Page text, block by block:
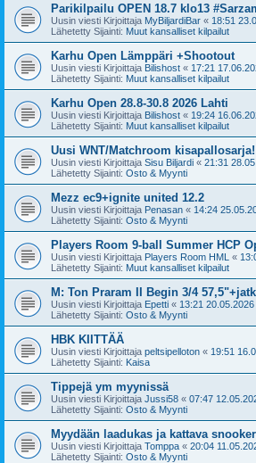
Parikilpailu OPEN 18.7 klo13
Uusin viesti Kirjoittaja MyBiljardiBar « 18:51
Lähetetty Sijainti: Muut kansalliset kilpailut
Karhu Open Lämppäri +Shootout
Uusin viesti Kirjoittaja Bilishost « 17:21
Lähetetty Sijainti: Muut kansalliset kilpailut
Karhu Open 28.8-30.8 2026 Lahti
Uusin viesti Kirjoittaja Bilishost « 19:24
Lähetetty Sijainti: Muut kansalliset kilpailut
Uusi WNT/Matchroom kisapallosarja!
Uusin viesti Kirjoittaja Sisu Biljardi « 21:31
Lähetetty Sijainti: Osto & Myynti
Mezz ec9+ignite united 12.2
Uusin viesti Kirjoittaja Penasan « 14:24
Lähetetty Sijainti: Osto & Myynti
Players Room 9-ball Summer HCP
Uusin viesti Kirjoittaja Players Room HML «
Lähetetty Sijainti: Muut kansalliset kilpailut
M: Ton Praram II Begin 3/4
Uusin viesti Kirjoittaja Epetti « 13:21 20.05.2026
Lähetetty Sijainti: Osto & Myynti
HBK KIITTÄÄ
Uusin viesti Kirjoittaja peltsipelloton « 19:51
Lähetetty Sijainti: Kaisa
Tippejä ym myynissä
Uusin viesti Kirjoittaja Jussi58 « 07:47
Lähetetty Sijainti: Osto & Myynti
Myydään laadukas ja kattava
Uusin viesti Kirjoittaja Tomppa « 20:04
Lähetetty Sijainti: Osto & Myynti